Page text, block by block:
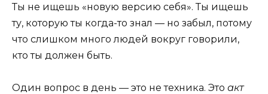
Ты не ищешь «новую версию себя». Ты ищешь
ту, которую ты когда-то знал — но забыл, потому
что слишком много людей вокруг говорили,
кто ты должен быть.
Один вопрос в день — это не техника. Это акт